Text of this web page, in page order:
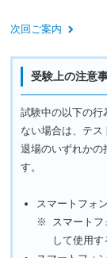
次回ご案内
受験上の注意
試験中の以下の行
ない場合は、テス
退場のいずれかの
す。
スマートフォ
スマート
して使用す